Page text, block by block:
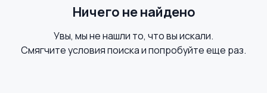
Аренда квартиры
Продажа участка6
Ничего не найдено
Увы, мы не нашли то, что вы искали.
Смягчите условия поиска и попробуйте еще раз.